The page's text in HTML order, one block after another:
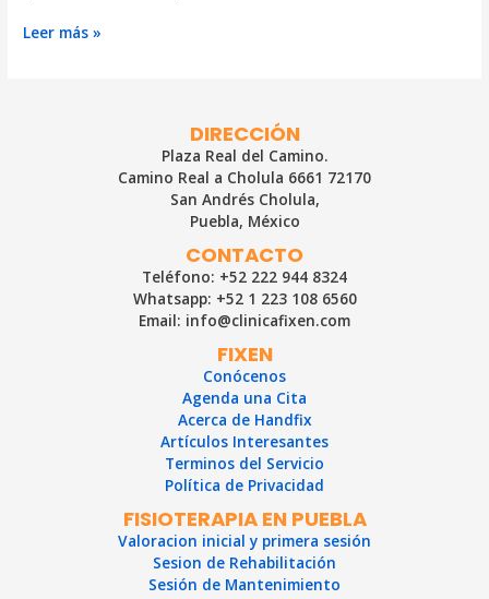
Dolor
Leer más »
DIRECCIÓN
Plaza Real del Camino.
Camino Real a Cholula 6661 72170
San Andrés Cholula,
Puebla, México
CONTACTO
Teléfono: +52 222 944 8324
Whatsapp: +52 1 223 108 6560
Email: info@clinicafixen.com
FIXEN
Conócenos
Agenda una Cita
Acerca de Handfix
Artículos Interesantes
Terminos del Servicio
Política de Privacidad
FISIOTERAPIA EN PUEBLA
Valoracion inicial y primera sesión
Sesion de Rehabilitación
Sesión de Mantenimiento